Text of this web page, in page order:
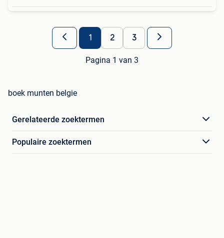
1 2 3
Pagina 1 van 3
boek munten belgie
Gerelateerde zoektermen
Populaire zoektermen